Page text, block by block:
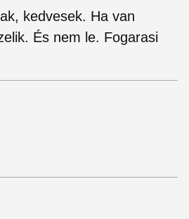
kedvesek. Ha van
És nem le. Fogarasi